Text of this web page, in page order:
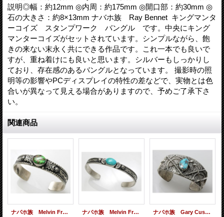
説明◎幅：約12mm ◎内周：約175mm ◎開口部：約30mm ◎
石の大きさ：約8×13mm ナバホ族 Ray Bennet キングマンタ
ーコイズ スタンプワーク バングル です。中央にキング
マンターコイズがセットされています。シンプルながら、飽
きの来ない末永く共にできる作品です。これ一本でも良いで
すが、重ね着けにも良いと思います。シルバーもしっかりし
ており、存在感のあるバングルとなっています。 撮影時の照
明等の影響やPCディスプレイの特性の差などで、実物とは色
合いが異なって見える場合がありますので、予めご了承下さ
い。
関連商品
ナバホ族 Melvin Francis ロイストンターコイズ スタンプワーク バングル ナバホ族 Melvin Francis ソノランゴールドターコイズ スタンプワーク バングル ナバホ族 Gary Custer トゥーファキャスト ドラゴンフライ モレンシーターコイズ バングル